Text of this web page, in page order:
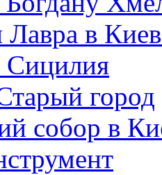
Лавра в
город
собор в